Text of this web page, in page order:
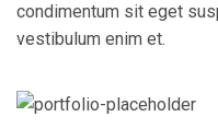
condimentum sit eget
vestibulum enim et.